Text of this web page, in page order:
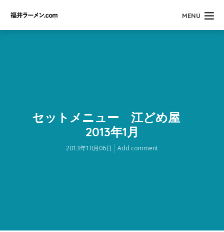
MENU
セットメニュー 江どめ屋
2013年1月
2013年10月06日 Add comment